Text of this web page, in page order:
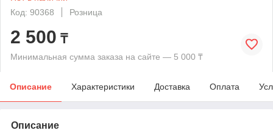
Код: 90368
Розница
2 500 ₸
Минимальная сумма заказа на сайте — 5 000 ₸
Описание Характеристики Доставка Оплата
Описание